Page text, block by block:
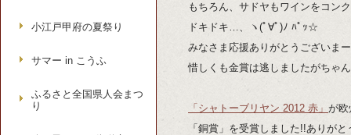
もちろん、サドヤもワインをコン
ドキドキ…、ヽ(ﾟ∀ﾟ)ﾉ ﾊﾟｯ☆
みなさま応援ありがとうございま
惜しくも金賞は逃しましたがちゃ
「シャトーブリヤン 2012 赤」 が
「銅賞」を受賞しました!!ありが
小江戸甲府の夏祭り
サマー in こうふ
ふるさと全国県人会まつ
り